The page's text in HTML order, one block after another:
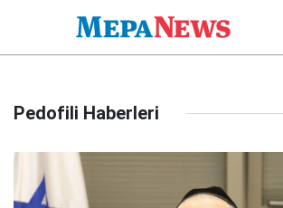
Pedofili Haberleri